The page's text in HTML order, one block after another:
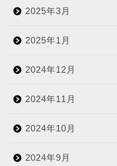
2025年3月
2025年1月
2024年12月
2024年11月
2024年10月
2024年9月